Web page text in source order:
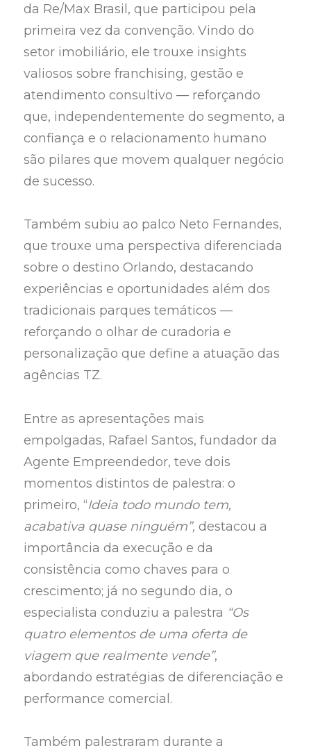
da Re/Max Brasil, que participou pela
primeira vez da convenção. Vindo do
setor imobiliário, ele trouxe insights
valiosos sobre franchising, gestão e
atendimento consultivo — reforçando
que, independentemente do segmento, a
confiança e o relacionamento humano
são pilares que movem qualquer negócio
de sucesso.
Também subiu ao palco Neto Fernandes,
que trouxe uma perspectiva diferenciada
sobre o destino Orlando, destacando
experiências e oportunidades além dos
tradicionais parques temáticos —
reforçando o olhar de curadoria e
personalização que define a atuação das
agências TZ.
Entre as apresentações mais
empolgadas, Rafael Santos, fundador da
Agente Empreendedor, teve dois
momentos distintos de palestra: o
primeiro, “Ideia todo mundo tem,
acabativa quase ninguém”, destacou a
importância da execução e da
consistência como chaves para o
crescimento; já no segundo dia, o
especialista conduziu a palestra “Os
quatro elementos de uma oferta de
viagem que realmente vende”,
abordando estratégias de diferenciação e
performance comercial.
Também palestraram durante a